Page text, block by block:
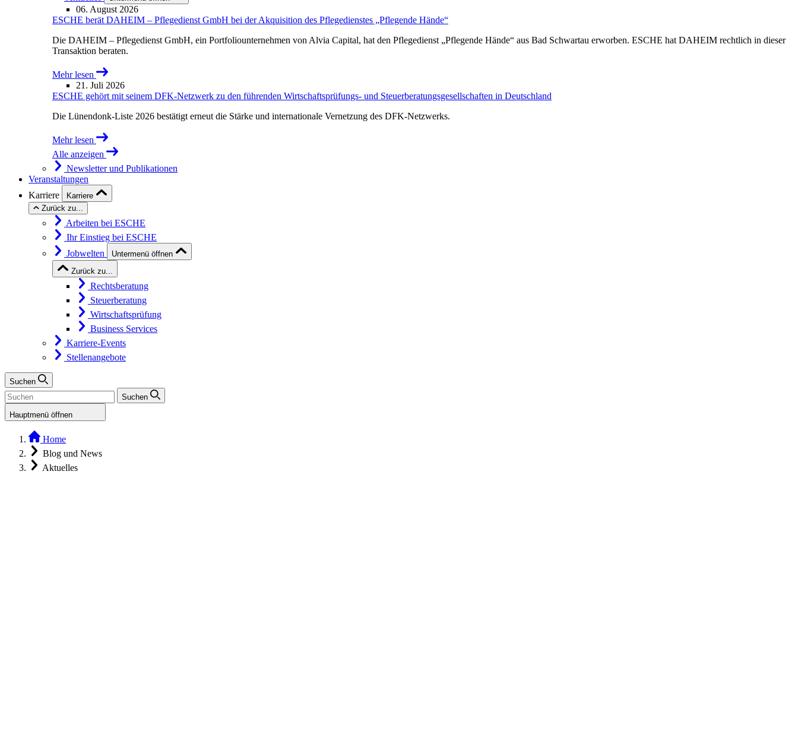
06. August 2026
ESCHE berät DAHEIM – Pflegedienst GmbH bei der Akquisition des Pflegedienstes „Pflegende Hände“
Die DAHEIM – Pflegedienst GmbH, ein Portfoliounternehmen von Alvia Capital, hat den Pflegedienst „Pflegende Hände“ aus Bad Schwartau erworben. ESCHE hat DAHEIM rechtlich in dieser
Transaktion beraten.
Mehr lesen
21. Juli 2026
ESCHE gehört mit seinem DFK-Netzwerk zu den führenden Wirtschaftsprüfungs- und Steuerberatungsgesellschaften in Deutschland
Die Lünendonk-Liste 2026 bestätigt erneut die Stärke und internationale Vernetzung des DFK-Netzwerks.
Mehr lesen
Alle anzeigen
Newsletter und Publikationen
Veranstaltungen
Karriere
Karriere
Zurück zu...
Arbeiten bei ESCHE
Ihr Einstieg bei ESCHE
Jobwelten
Untermenü öffnen
Zurück zu...
Rechtsberatung
Steuerberatung
Wirtschaftsprüfung
Business Services
Karriere-Events
Stellenangebote
Suchen
Suchen
Hauptmenü öffnen
Home
Blog und News
Aktuelles